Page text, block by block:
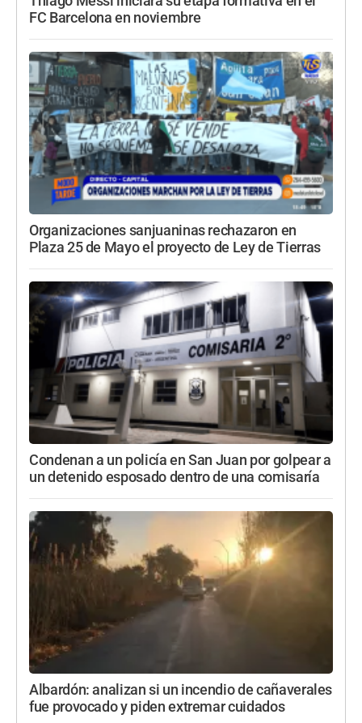
FC Barcelona en noviembre
Organizaciones sanjuaninas rechazaron en
Plaza 25 de Mayo el proyecto de Ley de Tierras
Condenan a un policía en San Juan por golpear a
un detenido esposado dentro de una comisaría
Albardón: analizan si un incendio de cañaverales
fue provocado y piden extremar cuidados